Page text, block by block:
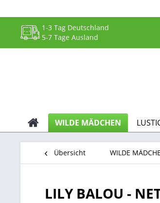
1-3 Tag Deutschland
5-7 Tage Ausland
WILDE MÄDCHEN
Übersicht WILDE
LILY BALOU -